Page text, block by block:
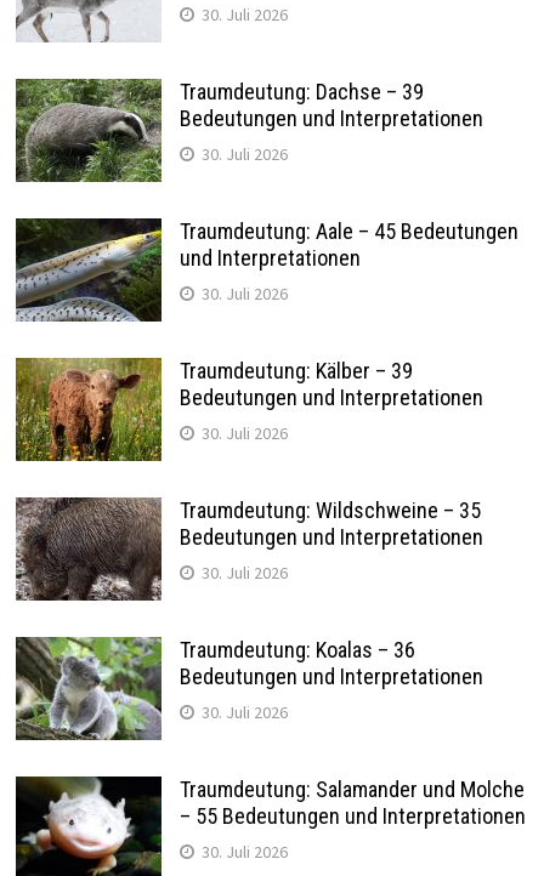
30. Juli 2026
Traumdeutung: Dachse – 39
Bedeutungen und Interpretationen
30. Juli 2026
Traumdeutung: Aale – 45 Bedeutungen
und Interpretationen
30. Juli 2026
Traumdeutung: Kälber – 39
Bedeutungen und Interpretationen
30. Juli 2026
Traumdeutung: Wildschweine – 35
Bedeutungen und Interpretationen
30. Juli 2026
Traumdeutung: Koalas – 36
Bedeutungen und Interpretationen
30. Juli 2026
Traumdeutung: Salamander und Molche
– 55 Bedeutungen und Interpretationen
30. Juli 2026